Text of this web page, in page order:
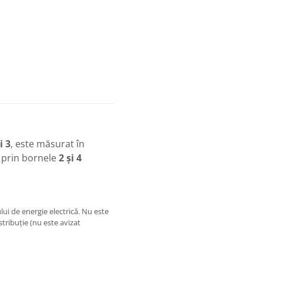
3, este măsurat în
bornele2 și 4
de energie electrică. Nu este
(nu este avizat